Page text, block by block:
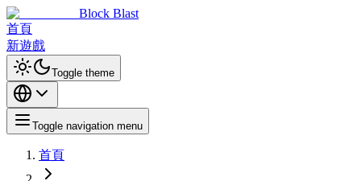
Block Blast
首頁
新遊戲
Toggle theme
Toggle navigation menu
首頁